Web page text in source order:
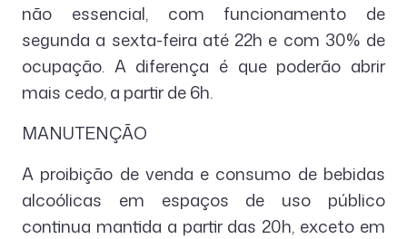
não essencial, com funcionamento de
segunda a sexta-feira até 22h e com 30% de
ocupação. A diferença é que poderão abrir
mais cedo, a partir de 6h.
MANUTENÇÃO
A proibição de venda e consumo de bebidas
alcoólicas em espaços de uso público
continua mantida a partir das 20h, exceto em